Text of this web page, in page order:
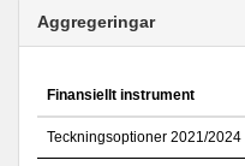
Aggregeringar
Finansiellt instrument
Teckningsoptioner 2021/2024 II